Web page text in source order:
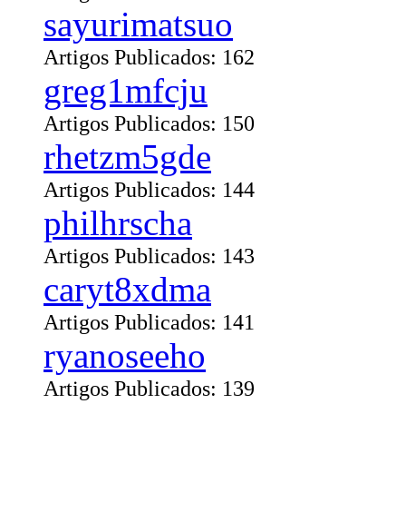
sayurimatsuo
Artigos Publicados: 162
greg1mfcju
Artigos Publicados: 150
rhetzm5gde
Artigos Publicados: 144
philhrscha
Artigos Publicados: 143
caryt8xdma
Artigos Publicados: 141
ryanoseeho
Artigos Publicados: 139